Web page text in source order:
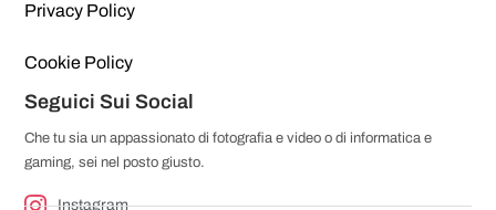
Privacy Policy
Cookie Policy
Seguici Sui Social
Che tu sia un appassionato di fotografia e video o di informatica e
gaming, sei nel posto giusto.
Instagram